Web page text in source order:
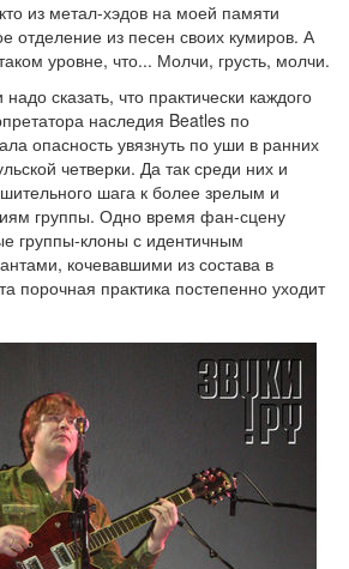
из метал-хэдов на моей памяти
отделение из песен своих кумиров. А
уровне, что... Молчи, грусть, молчи.
сказать, что практически каждого
наследия Beatles по
опасность увязнуть по уши в ранних
четверки. Да так среди них и
шага к более зрелым и
группы. Одно время фан-сцену
группы-клоны с идентичным
кочевавшими из состава в
порочная практика постепенно уходит